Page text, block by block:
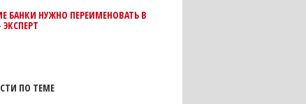
БАНКИ НУЖНО ПЕРЕИМЕНОВАТЬ В
ПО ТЕМЕ